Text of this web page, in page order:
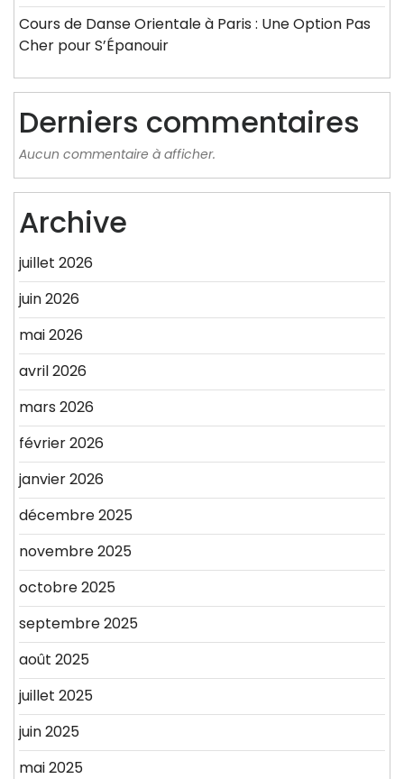
Cours de Danse Orientale à Paris : Une Option Pas
Cher pour S’Épanouir
Derniers commentaires
Aucun commentaire à afficher.
Archive
juillet 2026
juin 2026
mai 2026
avril 2026
mars 2026
février 2026
janvier 2026
décembre 2025
novembre 2025
octobre 2025
septembre 2025
août 2025
juillet 2025
juin 2025
mai 2025